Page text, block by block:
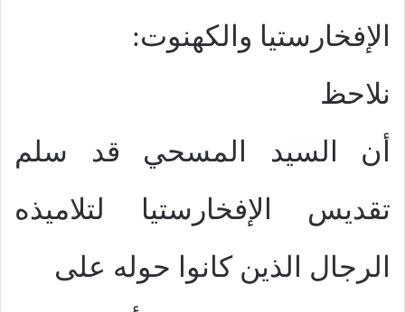
الإفخارستيا والكهنوت:
نلاحظ
أن السيد المسحي قد سلم
تقديس الإفخارستيا لتلاميذه
الرجال الذين كانوا حوله على